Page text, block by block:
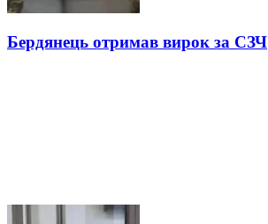
Бердянець отримав вирок за СЗЧ